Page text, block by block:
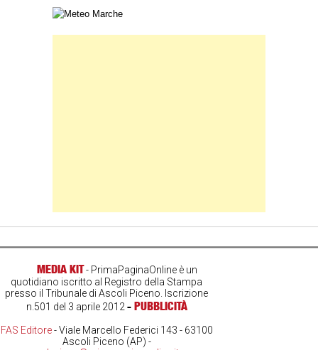
Carta meteorologica delle Marche
MEDIA KIT- PrimaPaginaOnline è un
quotidiano iscritto al Registro della Stampa
presso il Tribunale di Ascoli Piceno. Iscrizione
n.501 del 3 aprile 2012- PUBBLICITÀ
FAS Editore- Viale Marcello Federici 143 - 63100
Ascoli Piceno (AP) -